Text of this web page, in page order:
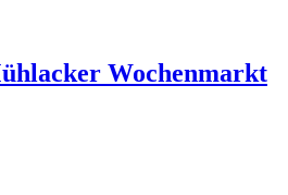
Wochenmarkt